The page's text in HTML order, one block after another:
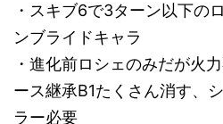
・スキブ6で3ターン以下の
ンブライドキャラ
・進化前ロシェのみだが火
ース継承B1たくさん消す、
ラー必要